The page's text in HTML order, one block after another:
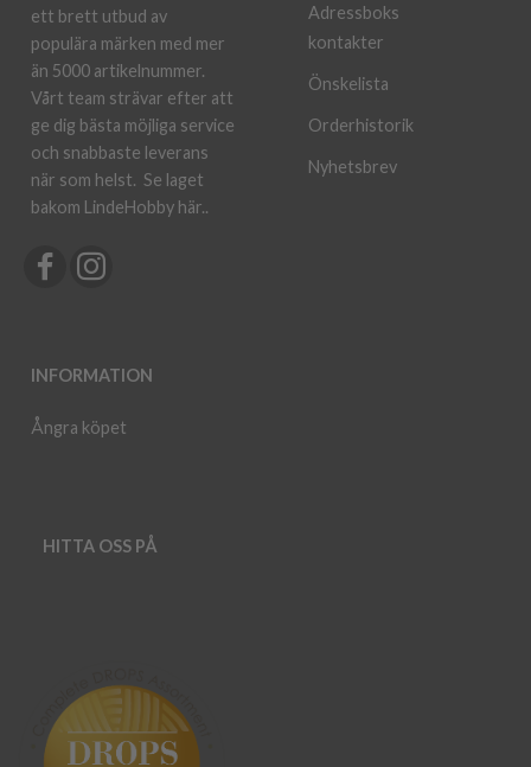
ett brett utbud av
populära märken med mer
än 5000 artikelnummer.
Vårt team strävar efter att
ge dig bästa möjliga service
och snabbaste leverans
när som helst. Se laget
bakom LindeHobby här..
INFORMATION
Ångra köpet
Adressboks
kontakter
Önskelista
Orderhistorik
Nyhetsbrev
HITTA OSS PÅ